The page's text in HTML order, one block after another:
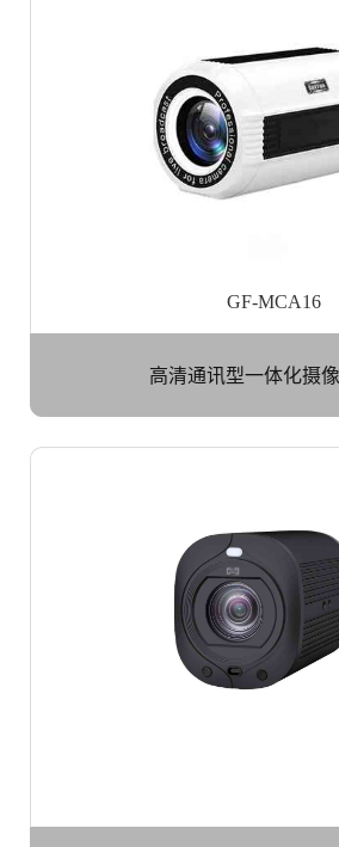
GF-MCA16
高清通讯型一体化摄